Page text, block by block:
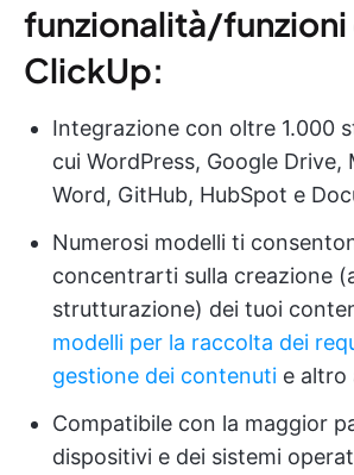
funzionalità/funzioni
ClickUp:
Integrazione con oltre 1.000
cui WordPress, Google Drive,
Word, GitHub, HubSpot e
Numerosi modelli ti
concentrarti sulla creazione
strutturazione) dei tuoi
modelli per la raccolta dei
gestione dei contenuti e altro
Compatibile con la maggior
dispositivi e dei sistemi